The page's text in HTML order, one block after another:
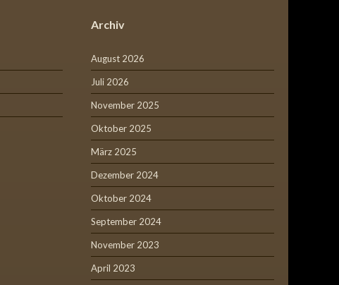
Archiv
August 2026
Juli 2026
November 2025
Oktober 2025
März 2025
Dezember 2024
Oktober 2024
September 2024
November 2023
April 2023